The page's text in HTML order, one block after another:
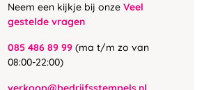
Neem een kijkje bij onze Veel
gestelde vragen
085 486 89 99 (ma t/m zo van
08:00-22:00)